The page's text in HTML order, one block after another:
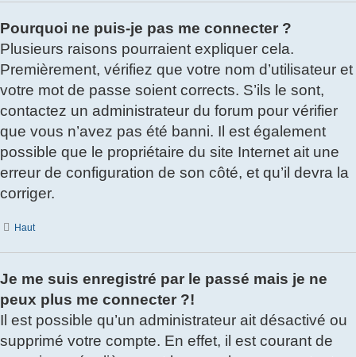
Pourquoi ne puis-je pas me connecter ?
Plusieurs raisons pourraient expliquer cela.
Premièrement, vérifiez que votre nom d’utilisateur et
votre mot de passe soient corrects. S’ils le sont,
contactez un administrateur du forum pour vérifier
que vous n’avez pas été banni. Il est également
possible que le propriétaire du site Internet ait une
erreur de configuration de son côté, et qu’il devra la
corriger.
Haut
Je me suis enregistré par le passé mais je ne
peux plus me connecter ?!
Il est possible qu’un administrateur ait désactivé ou
supprimé votre compte. En effet, il est courant de